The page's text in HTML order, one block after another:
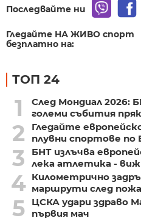
Последвайте ни
Гледайте НА ЖИВО спорт
безплатно на:
ТОП 24
1
След Мондиал 2026:
големи събития
2
Гледайте
плувни спортове по
3
БНТ излъчва
лека атлетика -
4 Километрично
маршрути след
5
ЦСКА удари здраво
първия мач